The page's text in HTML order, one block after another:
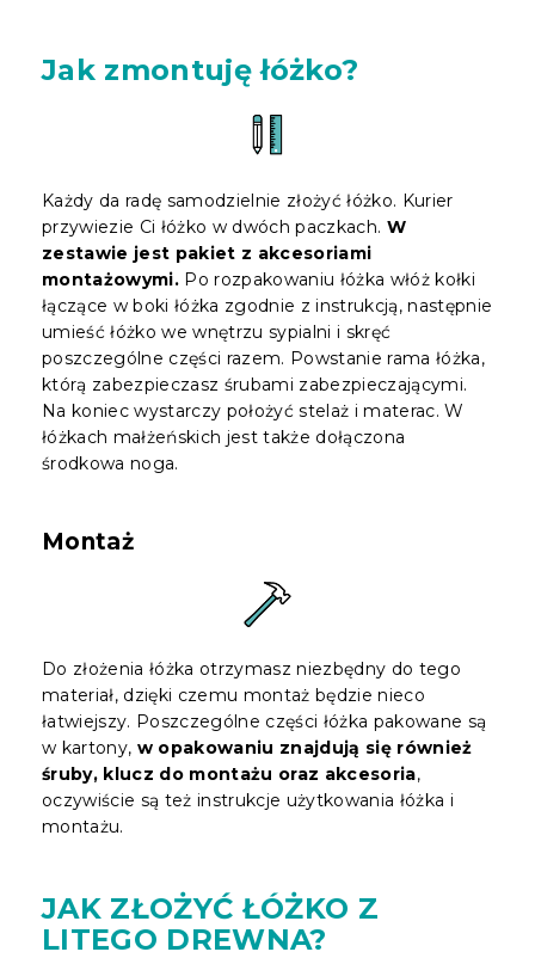
Jak zmontuję łóżko?
Każdy da radę samodzielnie złożyć łóżko. Kurier
przywiezie Ci łóżko w dwóch paczkach. W
zestawie jest pakiet z akcesoriami
montażowymi. Po rozpakowaniu łóżka włóż kołki
łączące w boki łóżka zgodnie z instrukcją, następnie
umieść łóżko we wnętrzu sypialni i skręć
poszczególne części razem. Powstanie rama łóżka,
którą zabezpieczasz śrubami zabezpieczającymi.
Na koniec wystarczy położyć stelaż i materac. W
łóżkach małżeńskich jest także dołączona
środkowa noga.
Montaż
Do złożenia łóżka otrzymasz niezbędny do tego
materiał, dzięki czemu montaż będzie nieco
łatwiejszy. Poszczególne części łóżka pakowane są
w kartony, w opakowaniu znajdują się również
śruby, klucz do montażu oraz akcesoria,
oczywiście są też instrukcje użytkowania łóżka i
montażu.
JAK ZŁOŻYĆ ŁÓŻKO Z
LITEGO DREWNA?